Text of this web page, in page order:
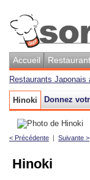
Accueil
Restaurants Japonais
Hinoki Donnez
< Précédente | Suivante >
Hinoki